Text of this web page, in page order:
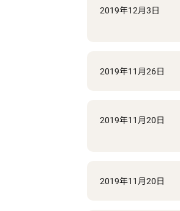
2019年12月3日
2019年11月26日
2019年11月20日
2019年11月20日